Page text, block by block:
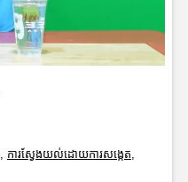
ការស្វែងយល់ដោយការសង្កេត